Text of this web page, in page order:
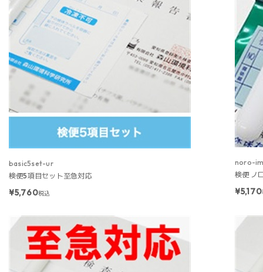
basic5set-ur
検便5項目セット至急対応
¥5,760税込
noro-
検便 ノ
¥5,170